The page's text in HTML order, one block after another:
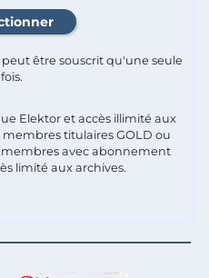
être souscrit qu'une seule
fois.​
Elektor et accès illimité aux
titulaires GOLD ou
avec abonnement
limité aux archives.